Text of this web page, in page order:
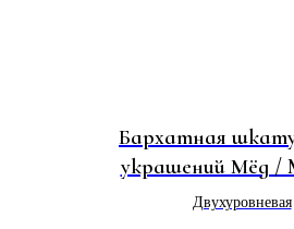
Бархатная
украшений Мёд /
Двухуровневая